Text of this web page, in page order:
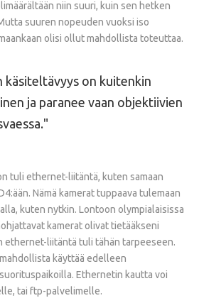
niin suuri, kuin sen hetken
suuren nopeuden vuoksi iso
olisi ollut mahdollista toteuttaa.
käsiteltävyys on kuitenkin
ja paranee vaan objektiivien
tuli ethernet-liitäntä, kuten samaan
Nämä kamerat tuppaava tulemaan
kuten nytkin. Lontoon olympialaisissa
kamerat olivat tietääkseni
ethernet-liitäntä tuli tähän tarpeeseen.
käyttää edelleen
Ethernetin kautta voi
tai ftp-palvelimelle.